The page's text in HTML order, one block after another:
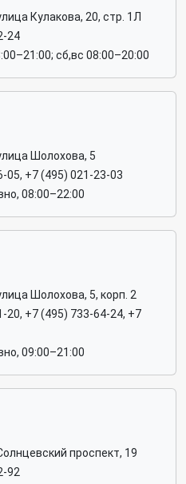
Кулакова, 20, стр. 1Л
24
сб,вс 08:00–20:00
Шолохова, 5
05, +7 (495) 021-23-03
08:00–22:00
Шолохова, 5, корп. 2
20, +7 (495) 733-64-24, +7
09:00–21:00
проспект, 19
92